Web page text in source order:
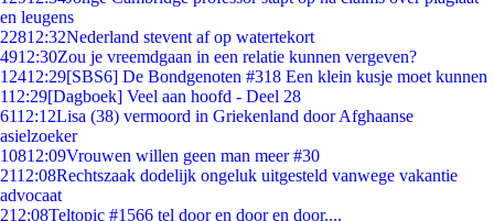
en leugens
22812:32Nederland stevent af op watertekort
4912:30Zou je vreemdgaan in een relatie kunnen vergeven?
12412:29[SBS6] De Bondgenoten #318 Een klein kusje moet kunnen
112:29[Dagboek] Veel aan hoofd - Deel 28
6112:12Lisa (38) vermoord in Griekenland door Afghaanse
asielzoeker
10812:09Vrouwen willen geen man meer #30
2112:08Rechtszaak dodelijk ongeluk uitgesteld vanwege vakantie
advocaat
212:08Teltopic #1566 tel door en door en door....